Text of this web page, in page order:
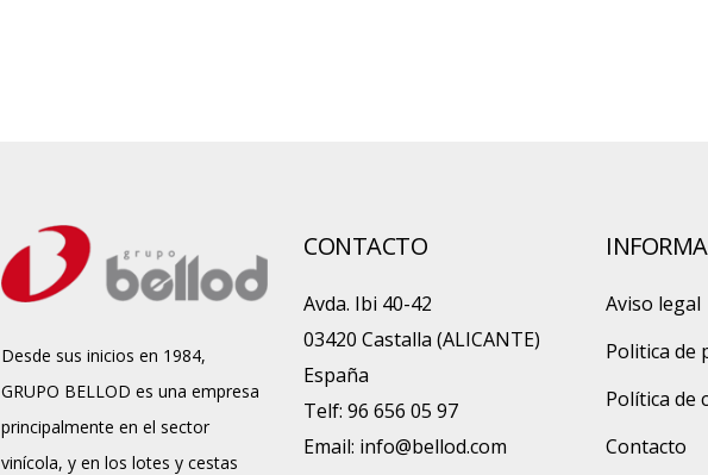
Desde sus inicios en 1984,
GRUPO BELLOD es una empresa
principalmente en el sector
vinícola, y en los lotes y cestas
CONTACTO
Avda. Ibi 40-42
03420 Castalla (ALICANTE)
España
Telf: 96 656 05 97
Email: info@bellod.com
Aviso legal
Politica de
Política de
Contacto